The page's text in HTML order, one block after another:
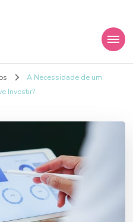
A Necessidade de um
Investir?